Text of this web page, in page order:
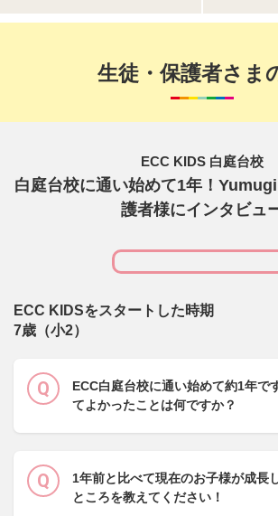
生徒・保護者さま
ECC KIDS 白庭台校
白庭台校に通い始めて1年！
護者様にインタビュ
ECC KIDSをスタートした時期
7歳（小2）
ECC白庭台校に通い始めて約1年で
てよかったことは何ですか？
1年前と比べて現在のお子様が成長
ところを教えてください！